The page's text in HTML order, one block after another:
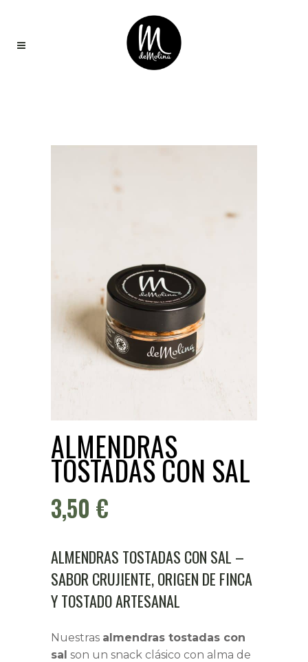
ALMENDRAS
TOSTADAS CON SAL
3,50 €
ALMENDRAS TOSTADAS CON SAL –
SABOR CRUJIENTE, ORIGEN DE FINCA
Y TOSTADO ARTESANAL
Nuestras almendras tostadas con
sal son un snack clásico con alma de